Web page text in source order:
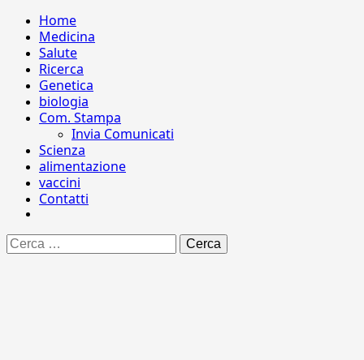
Home
Medicina
Salute
Ricerca
Genetica
biologia
Com. Stampa
Invia Comunicati
Scienza
alimentazione
vaccini
Contatti
Ricerca
per: